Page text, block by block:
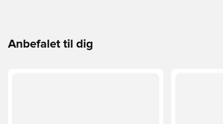
Anbefalet til dig